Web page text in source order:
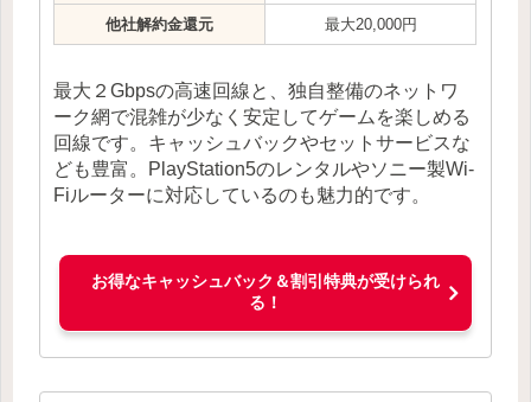
他社解約金還元 最大20,000円
最大２Gbpsの高速回線と、独自整備のネットワ
ーク網で混雑が少なく安定してゲームを楽しめる
回線です。キャッシュバックやセットサービスな
ども豊富。PlayStation5のレンタルやソニー製Wi-
Fiルーターに対応しているのも魅力的です。
お得なキャッシュバック＆割引特典が受けられ
る！